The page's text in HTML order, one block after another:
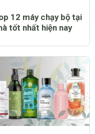
12 máy chạy bộ tại
tốt nhất hiện nay